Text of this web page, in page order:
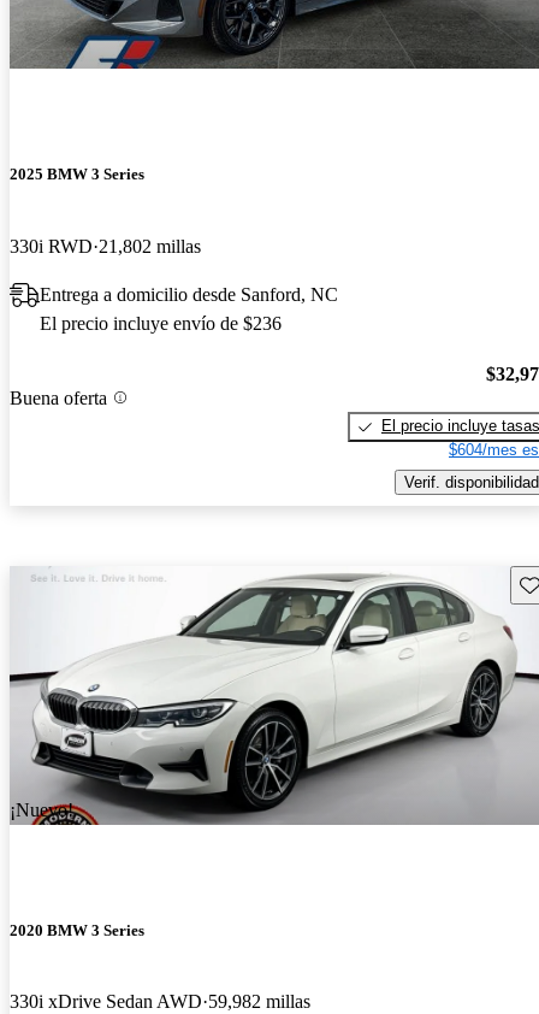
2025 BMW 3 Series
330i RWD 21,802 millas
Entrega a domicilio desde Sanford, NC
El precio incluye envío de $236
Buena oferta
El precio incluye tasas
$604/mes
Verif. disponibilidad
¡Nuevo!
2020 BMW 3 Series
330i xDrive Sedan AWD 59,982 millas